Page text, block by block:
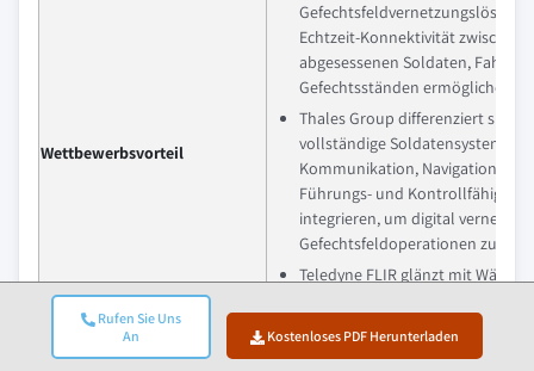
Rufen Sie Uns
An
Kostenloses PDF Herunterladen
Wettbewerbsvorteil
Echtzeit-Konnektivität zwischen
abgesessenen Soldaten,
Gefechtsständen ermöglichen.
Thales Group differenziert sich
vollständige Soldatensysteme,
Kommunikation, Navigation,
Führungs- und
integrieren, um digital vernetzte
Gefechtsfeldoperationen zu
Teledyne FLIR glänzt mit
und Aufklärungstechnologien,
Zielerfassung,